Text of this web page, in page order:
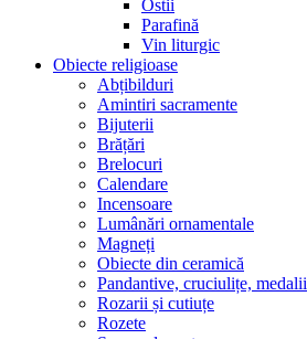
Ostii
Parafină
Vin liturgic
Obiecte religioase
Abțibilduri
Amintiri sacramente
Bijuterii
Brățări
Brelocuri
Calendare
Incensoare
Lumânări ornamentale
Magneți
Obiecte din ceramică
Pandantive, cruciulițe, medalii
Rozarii și cutiuțe
Rozete